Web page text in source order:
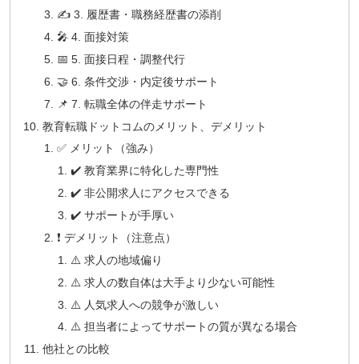
✍️ 3. 履歴書・職務経歴書の添削
🎤 4. 面接対策
📅 5. 面接日程・調整代行
🤝 6. 条件交渉・内定後サポート
📌 7. 転職全体の伴走サポート
教育転職ドットコムのメリット、デメリット
✅ メリット（強み）
✔️ 教育業界に特化した専門性
✔️ 非公開求人にアクセスできる
✔️ サポートが手厚い
❗ デメリット（注意点）
⚠️ 求人の地域偏り
⚠️ 求人の数自体は大手より少ない可能性
⚠️ 人気求人への競争が激しい
⚠️ 担当者によってサポートの質が異なる場合
他社との比較